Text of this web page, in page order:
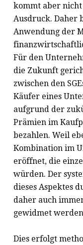
kommt aber
Ausdruck. Daher
Anwendung der
Für den
die Zukunft
zwischen den
Käufer eines
aufgrund der
Prämien im
bezahlen. Weil
Kombination im
eröffnet, die
würden. Der
dieses Aspektes
daher auch
gewidmet
Dies erfolgt